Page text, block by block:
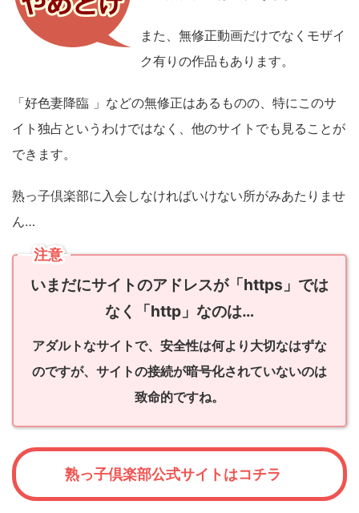
また、無修正動画だけでなくモザイ
ク有りの作品もあります。
「好色妻降臨 」などの無修正はあるものの、特にこのサ
イト独占というわけではなく、他のサイトでも見ることが
できます。
熟っ子倶楽部に入会しなければいけない所がみあたりませ
ん…
注意
いまだにサイトのアドレスが「https」では
なく「http」なのは…
アダルトなサイトで、安全性は何より大切なはずな
のですが、サイトの接続が暗号化されていないのは
致命的ですね。
熟っ子倶楽部公式サイトはコチラ